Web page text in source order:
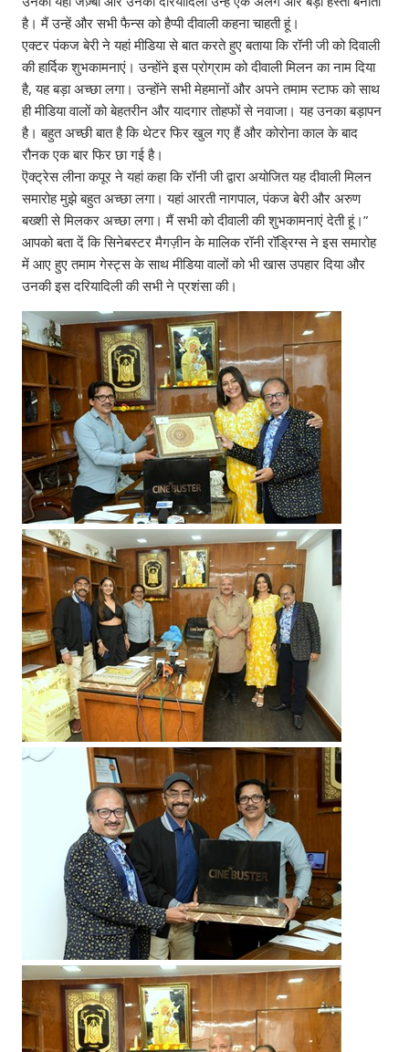
है। मैं उन्हें और सभी फैन्स को हैप्पी दीवाली कहना चाहती हूं।
एक्टर पंकज बेरी ने यहां मीडिया से बात करते हुए बताया कि रॉनी जी को दिवाली
की हार्दिक शुभकामनाएं। उन्होंने इस प्रोग्राम को दीवाली मिलन का नाम दिया
है, यह बड़ा अच्छा लगा। उन्होंने सभी मेहमानों और अपने तमाम स्टाफ को साथ
ही मीडिया वालों को बेहतरीन और यादगार तोहफों से नवाजा। यह उनका बड़ापन
है। बहुत अच्छी बात है कि थेटर फिर खुल गए हैं और कोरोना काल के बाद
रौनक एक बार फिर छा गई है।
ऎक्ट्रेस लीना कपूर ने यहां कहा कि रॉनी जी द्वारा अयोजित यह दीवाली मिलन
समारोह मुझे बहुत अच्छा लगा। यहां आरती नागपाल, पंकज बेरी और अरुण
बख्शी से मिलकर अच्छा लगा। मैं सभी को दीवाली की शुभकामनाएं देती हूं।”
आपको बता दें कि सिनेबस्टर मैगज़ीन के मालिक रॉनी रॉड्रिग्स ने इस समारोह
में आए हुए तमाम गेस्ट्स के साथ मीडिया वालों को भी खास उपहार दिया और
उनकी इस दरियादिली की सभी ने प्रशंसा की।